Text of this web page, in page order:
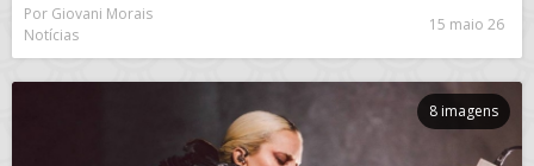
Por Giovani Morais
Notícias
15 maio 26
8 imagens